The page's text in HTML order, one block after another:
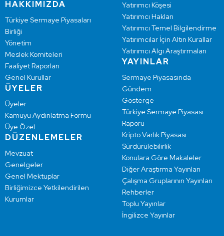
HAKKIMIZDA
Türkiye Sermaye Piyasaları
Birliği
Yönetim
Meslek Komiteleri
Faaliyet Raporları
Genel Kurullar
ÜYELER
Üyeler
Kamuyu Aydınlatma Formu
Üye Özel
DÜZENLEMELER
Mevzuat
Genelgeler
Genel Mektuplar
Birliğimizce Yetkilendirilen
Kurumlar
Yatırımcı Köşesi
Yatırımcı Hakları
Yatırımcı Temel Bilgilendirme
Yatırımcılar İçin Altın Kurallar
Yatırımcı Algı Araştırmaları
YAYINLAR
Sermaye Piyasasında
Gündem
Gösterge
Türkiye Sermaye Piyasası
Raporu
Kripto Varlık Piyasası
Sürdürülebilirlik
Konulara Göre Makaleler
Diğer Araştırma Yayınları
Çalışma Gruplarının Yayınları
Rehberler
Toplu Yayınlar
İngilizce Yayınlar